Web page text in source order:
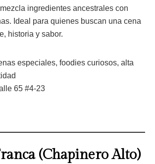
ingredientes ancestrales con
Ideal para quienes buscan una cena
historia y sabor.
especiales, foodies curiosos, alta
65 #4-23
(Chapinero Alto)